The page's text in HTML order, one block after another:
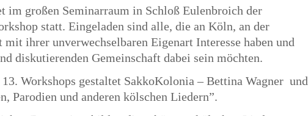
im großen Seminarraum in Schloß Eulenbroich der
statt. Eingeladen sind alle, die an Köln, an der
ihrer unverwechselbaren Eigenart Interesse haben und
diskutierenden Gemeinschaft dabei sein möchten.
Workshops gestaltet SakkoKolonia – Bettina Wagner und
Parodien und anderen kölschen Liedern”.